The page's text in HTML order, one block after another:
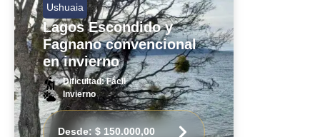
Ushuaia
Lagos Escondido y
Fagnano convencional
en invierno
Dificultad: Fácil
Invierno
Desde: $ 150.000,00